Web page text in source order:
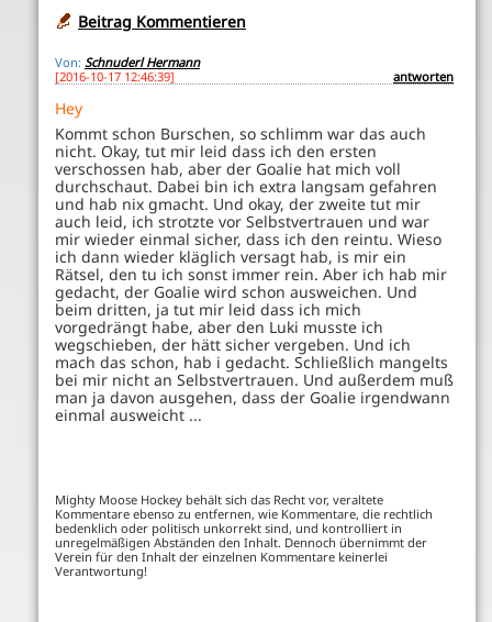
Beitrag Kommentieren
Von: Schnuderl Hermann
[2016-10-17 12:46:39]
antworten
Hey
Kommt schon Burschen, so schlimm war das auch
nicht. Okay, tut mir leid dass ich den ersten
verschossen hab, aber der Goalie hat mich voll
durchschaut. Dabei bin ich extra langsam gefahren
und hab nix gmacht. Und okay, der zweite tut mir
auch leid, ich strotzte vor Selbstvertrauen und war
mir wieder einmal sicher, dass ich den reintu. Wieso
ich dann wieder kläglich versagt hab, is mir ein
Rätsel, den tu ich sonst immer rein. Aber ich hab mir
gedacht, der Goalie wird schon ausweichen. Und
beim dritten, ja tut mir leid dass ich mich
vorgedrängt habe, aber den Luki musste ich
wegschieben, der hätt sicher vergeben. Und ich
mach das schon, hab i gedacht. Schließlich mangelts
bei mir nicht an Selbstvertrauen. Und außerdem muß
man ja davon ausgehen, dass der Goalie irgendwann
einmal ausweicht ...
Mighty Moose Hockey behält sich das Recht vor, veraltete
Kommentare ebenso zu entfernen, wie Kommentare, die rechtlich
bedenklich oder politisch unkorrekt sind, und kontrolliert in
unregelmäßigen Abständen den Inhalt. Dennoch übernimmt der
Verein für den Inhalt der einzelnen Kommentare keinerlei
Verantwortung!